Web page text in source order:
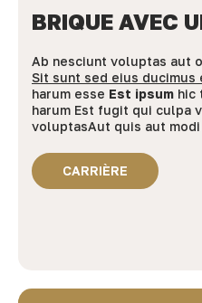
BRIQUE AVEC
Ab nesciunt voluptas aut
Sit sunt sed eius ducimus
harum esse Est ipsum hic
harum Est fugit qui culpa
voluptasAut quis aut
CARRIÈRE